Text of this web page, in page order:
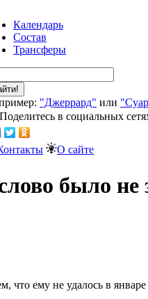
Календарь
Состав
Трансферы
"Джеррард" или
Поделитесь в социальных
О сайте
было не
что ему не удалось в